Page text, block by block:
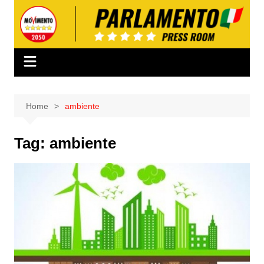
contenuto
Home ambiente
Tag: ambiente